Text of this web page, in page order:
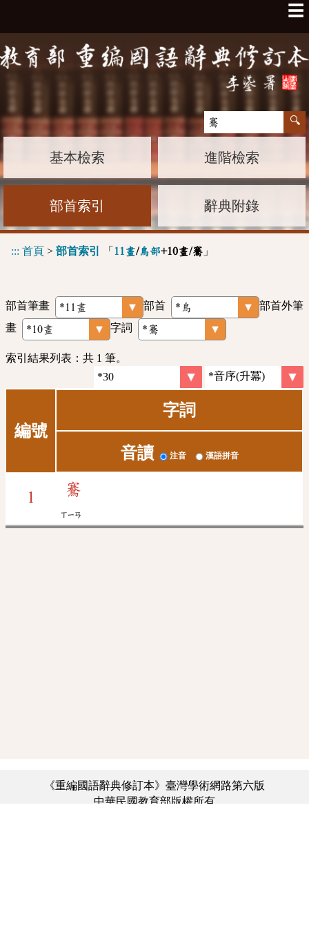
☰
基本檢索 進階檢索
部首索引 辭典附錄
::: 首頁 > 部首索引 「 11畫/鳥部+10畫/鶱 」
部首筆畫 部首
部首外筆
畫
字詞
索引結果列表：共 1 筆。
編號
字詞
音讀 注音 漢語拼音
1 鶱
ㄒㄧㄢ
《重編國語辭典修訂本》臺灣學術網路第六版
中華民國教育部版權所有